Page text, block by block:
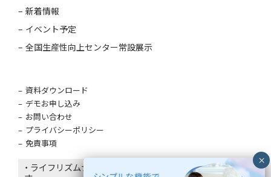
新着情報
イベント予定
全国生産性向上センター常設展示
資料ダウンロード
デモお申し込み
お問い合わせ
プライバシーポリシー
免責事項
・ ライフリズムナビはエコナビスタ株式会社の登録商標で